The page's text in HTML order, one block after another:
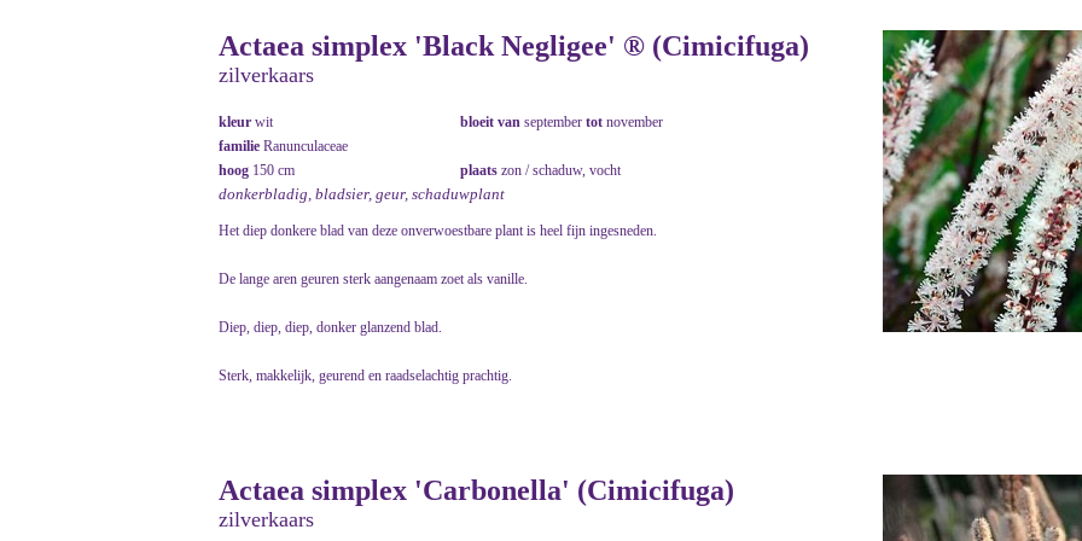
Actaea simplex 'Black Negligee' ® (Cimicifuga)
zilverkaars
kleur wit bloeit van september tot november
familie Ranunculaceae
hoog 150 cm plaats zon / schaduw, vocht
donkerbladig, bladsier, geur, schaduwplant
Het diep donkere blad van deze onverwoestbare plant is heel fijn ingesneden.
De lange aren geuren sterk aangenaam zoet als vanille.
Diep, diep, diep, donker glanzend blad.
Sterk, makkelijk, geurend en raadselachtig prachtig.
Actaea simplex 'Carbonella' (Cimicifuga)
zilverkaars